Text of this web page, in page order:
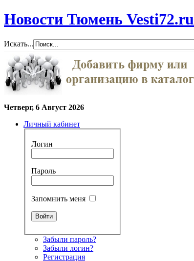
Новости Тюмень Vesti72.ru
Искать...
Четверг, 6 Август 2026
Личный кабинет
Логин
Пароль
Запомнить меня
Забыли пароль?
Забыли логин?
Регистрация